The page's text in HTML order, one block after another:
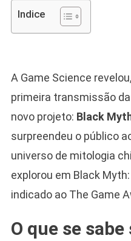
Indice
A Game Science
primeira transmissão
novo projeto: Black
surpreendeu o público
universo de mitologia
explorou em Black
indicado ao The Game
O que se